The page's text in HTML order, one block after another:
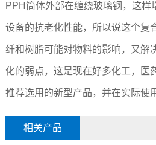
PPH筒体外部在缠绕玻璃钢，这样
设备的抗老化性能，所以说这个复
纤和树脂可能对物料的影响，又解
化的弱点，这是现在好多化工，医
推荐选用的新型产品，并在实际使
相关产品